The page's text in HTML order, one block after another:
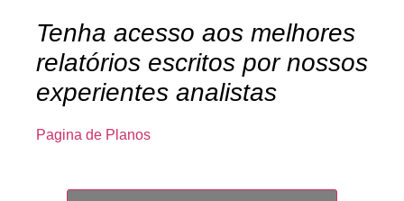
Tenha acesso aos melhores
relatórios escritos por nossos
experientes analistas
Pagina de Planos